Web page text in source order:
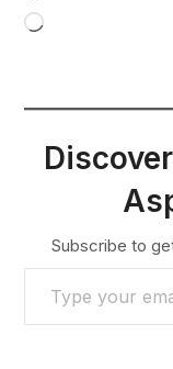
Loading…
Subscribe to
TYPE YOUR EMAIL…